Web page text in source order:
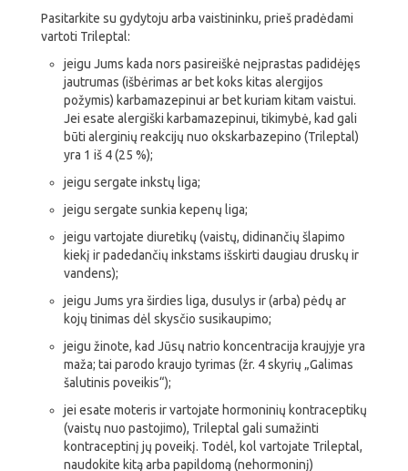
Pasitarkite su gydytoju arba vaistininku, prieš pradėdami
vartoti Trileptal:
jeigu Jums kada nors pasireiškė neįprastas padidėjęs
jautrumas (išbėrimas ar bet koks kitas alergijos
požymis) karbamazepinui ar bet kuriam kitam vaistui.
Jei esate alergiški karbamazepinui, tikimybė, kad gali
būti alerginių reakcijų nuo okskarbazepino (Trileptal)
yra 1 iš 4 (25 %);
jeigu sergate inkstų liga;
jeigu sergate sunkia kepenų liga;
jeigu vartojate diuretikų (vaistų, didinančių šlapimo
kiekį ir padedančių inkstams išskirti daugiau druskų ir
vandens);
jeigu Jums yra širdies liga, dusulys ir (arba) pėdų ar
kojų tinimas dėl skysčio susikaupimo;
jeigu žinote, kad Jūsų natrio koncentracija kraujyje yra
maža; tai parodo kraujo tyrimas (žr. 4 skyrių „Galimas
šalutinis poveikis“);
jei esate moteris ir vartojate hormoninių kontraceptikų
(vaistų nuo pastojimo), Trileptal gali sumažinti
kontraceptinį jų poveikį. Todėl, kol vartojate Trileptal,
naudokite kitą arba papildomą (nehormoninį)